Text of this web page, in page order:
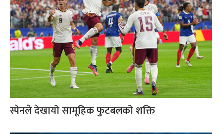
स्पेनले देखायो सामूहिक फुटबलको शक्ति